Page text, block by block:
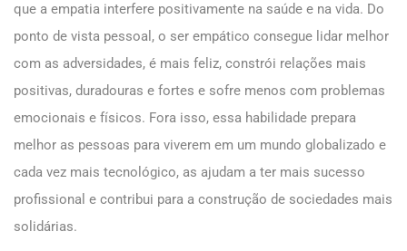
que a empatia interfere positivamente na saúde e na vida. Do
ponto de vista pessoal, o ser empático consegue lidar melhor
com as adversidades, é mais feliz, constrói relações mais
positivas, duradouras e fortes e sofre menos com problemas
emocionais e físicos. Fora isso, essa habilidade prepara
melhor as pessoas para viverem em um mundo globalizado e
cada vez mais tecnológico, as ajudam a ter mais sucesso
profissional e contribui para a construção de sociedades mais
solidárias.